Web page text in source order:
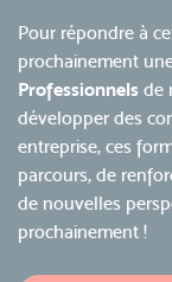
Pour répondre à
prochainement
Professionnels de
développer des
entreprise, ces
parcours, de
de nouvelles
prochainement !